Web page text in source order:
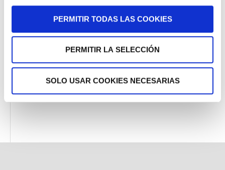
PERMITIR TODAS LAS COOKIES
PERMITIR LA SELECCIÓN
SOLO USAR COOKIES NECESARIAS
Descargas
Nuestras Sentencias
Áreas de Práctica
Dossier de Prensa